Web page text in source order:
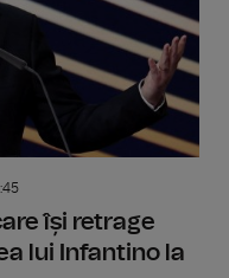
își retrage
lui Infantino la